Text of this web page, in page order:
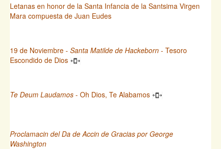
Letanas en honor de la Santa Infancia de la Santsima Virgen
Mara compuesta de Juan Eudes
19 de Noviembre - Santa Matilde de Hackeborn - Tesoro
Escondido de Dios
Te Deum Laudamos - Oh Dios, Te Alabamos
Proclamacin del Da de Accin de Gracias por George
Washington